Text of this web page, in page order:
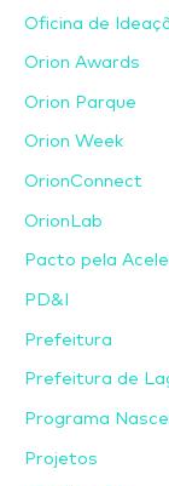
Oficina de
Orion Awards
Orion Parque
Orion Week
OrionConnect
OrionLab
Pacto pela
PD&I
Prefeitura
Prefeitura de
Programa
Projetos